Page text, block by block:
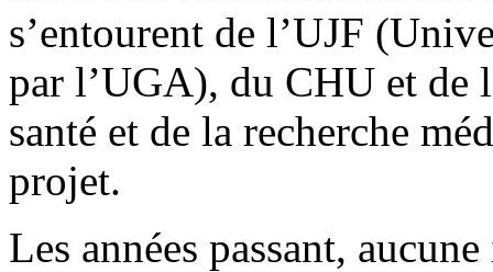
s’entourent de l’UJF
par l’UGA), du CHU et de
santé et de la recherche
projet.
Les années passant,